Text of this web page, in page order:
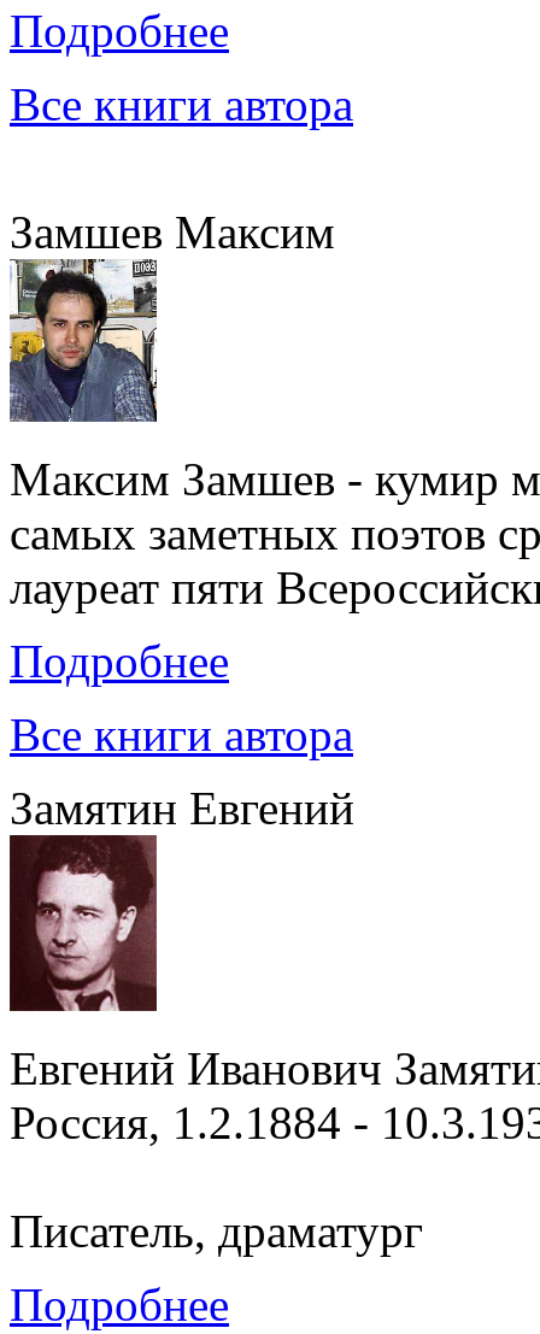
Подробнее
Все книги автора
Замшев Максим
Максим Замшев - кумир
самых заметных поэтов
лауреат пяти
Подробнее
Все книги автора
Замятин Евгений
Евгений Иванович
Россия, 1.2.1884 -
Писатель, драматург
Подробнее